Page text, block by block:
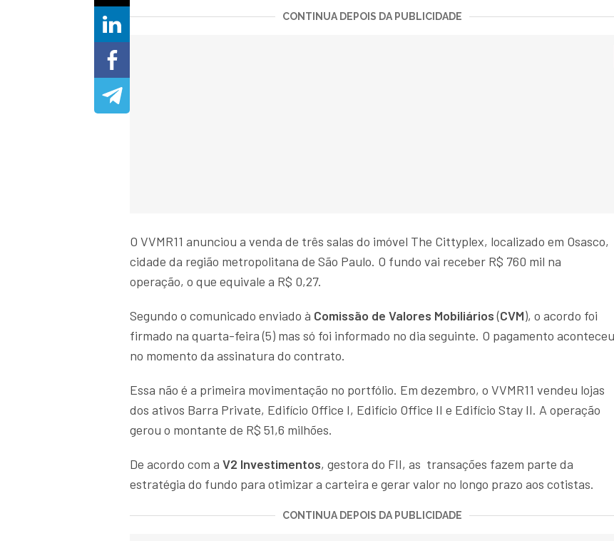
CONTINUA DEPOIS DA PUBLICIDADE
O VVMR11 anunciou a venda de três salas do imóvel The Cittyplex, localizado em Osasco,
cidade da região metropolitana de São Paulo. O fundo vai receber R$ 760 mil na
operação, o que equivale a R$ 0,27.
Segundo o comunicado enviado à Comissão de Valores Mobiliários(CVM), o acordo foi
firmado na quarta-feira (5) mas só foi informado no dia seguinte. O pagamento aconteceu
no momento da assinatura do contrato.
Essa não é a primeira movimentação no portfólio. Em dezembro, o VVMR11 vendeu lojas
dos ativos Barra Private, Edifício Office I, Edifício Office II e Edifício Stay II. A operação
gerou o montante de R$ 51,6 milhões.
De acordo com a V2 Investimentos, gestora do FII, as transações fazem parte da
estratégia do fundo para otimizar a carteira e gerar valor no longo prazo aos cotistas.
CONTINUA DEPOIS DA PUBLICIDADE